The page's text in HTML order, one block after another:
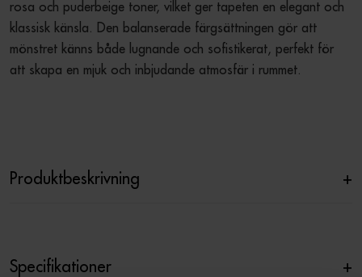
rosa och puderbeige toner, vilket ger tapeten en elegant och
klassisk känsla. Den balanserade färgsättningen gör att
mönstret känns både lugnande och sofistikerat, perfekt för
att skapa en mjuk och inbjudande atmosfär i rummet.
Produktbeskrivning +
Specifikationer +